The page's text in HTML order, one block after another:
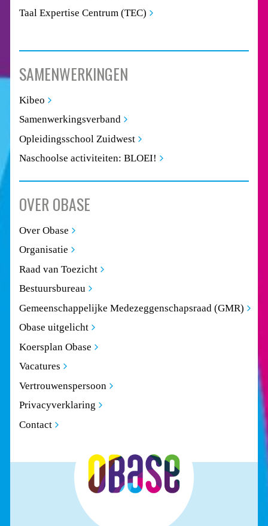
Taal Expertise Centrum (TEC)
SAMENWERKINGEN
Kibeo
Samenwerkingsverband
Opleidingsschool Zuidwest
Naschoolse activiteiten: BLOEI!
OVER OBASE
Over Obase
Organisatie
Raad van Toezicht
Bestuursbureau
Gemeenschappelijke Medezeggenschapsraad (GMR)
Obase uitgelicht
Koersplan Obase
Vacatures
Vertrouwenspersoon
Privacyverklaring
Contact